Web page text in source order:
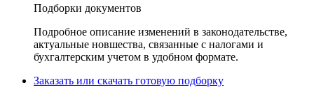
Подборки документов
Подробное описание изменений в законодательстве,
актуальные новшества, связанные с налогами и
бухгалтерским учетом в удобном формате.
Заказать или скачать готовую подборку